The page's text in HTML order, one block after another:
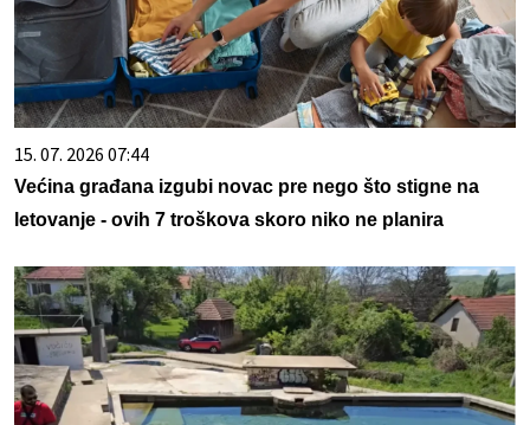
15. 07. 2026 07:44
Većina građana izgubi novac pre nego što stigne na
letovanje - ovih 7 troškova skoro niko ne planira